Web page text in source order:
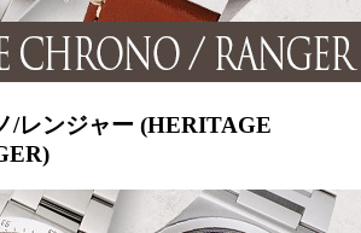
/レンジャー (HERITAGE